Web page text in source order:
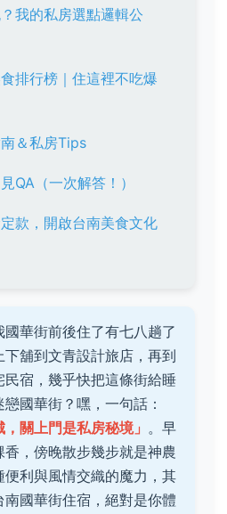
我的私房選點邏輯公
排行榜｜住這裡不吃爆
＆私房Tips
QA（一次解答！）
款，開啟台南美食文化
華街前後住了有七八趟了
舖到文青設計旅店，再到
宿，幾乎快把這條街給睡
國華街？嘿，一句話：
，關上門是私房秘境」 。早
，傍晚散步幾步就是神農
利與風情交織的魔力，其
國華街住宿，絕對是你體